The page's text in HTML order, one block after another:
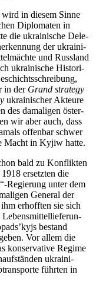
in diesem Sinne
Diplo­ma­ten in
die ukrai­ni­sche Dele­
der ukrai­ni­
und Russ­land
ukrai­ni­sche His­to­ri­
in der Grand stra­tegy
ukrai­ni­scher Akteure
des dama­li­gen öster­
wir aber auch, dass
offen­bar schwer
Macht in Kyjiw hatte.
bald zu Kon­flik­ten
ersetz­ten die
Regierung unter dem
General der
erhoff­ten sie sich
Lebens­mit­tel­lie­fe­run­
bestand
Vor allem die
kon­ser­va­tive Regime
ukrai­ni­
führten in